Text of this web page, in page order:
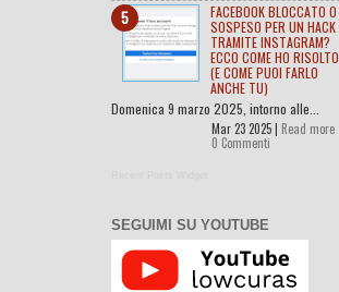
FACEBOOK BLOCCATO O
SOSPESO PER UN HACK
TRAMITE INSTAGRAM?
ECCO COME HO RISOLTO
(E COME PUOI FARLO
ANCHE TU)
Domenica 9 marzo 2025, intorno alle...
Mar 23 2025 | Read more
0 Commenti
SEGUIMI SU YOUTUBE